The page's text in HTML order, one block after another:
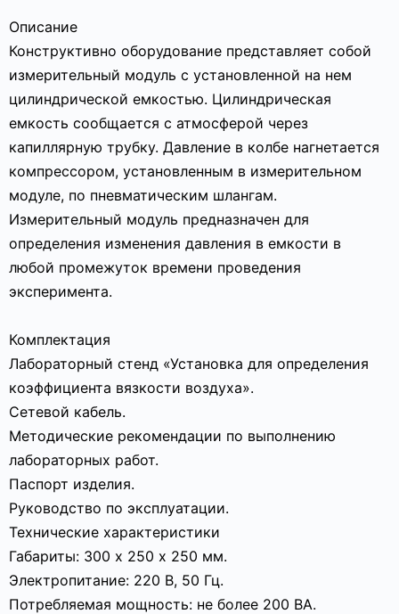
Описание
Конструктивно оборудование представляет собой
измерительный модуль с установленной на нем
цилиндрической емкостью. Цилиндрическая
емкость сообщается с атмосферой через
капиллярную трубку. Давление в колбе нагнетается
компрессором, установленным в измерительном
модуле, по пневматическим шлангам.
Измерительный модуль предназначен для
определения изменения давления в емкости в
любой промежуток времени проведения
эксперимента.
Комплектация
Лабораторный стенд «Установка для определения
коэффициента вязкости воздуха».
Сетевой кабель.
Методические рекомендации по выполнению
лабораторных работ.
Паспорт изделия.
Руководство по эксплуатации.
Технические характеристики
Габариты: 300 х 250 х 250 мм.
Электропитание: 220 В, 50 Гц.
Потребляемая мощность: не более 200 ВА.